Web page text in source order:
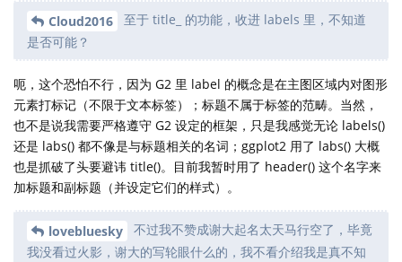
Cloud2016
至于 title_ 的功能，收进 labels 里，不知道
是否可能？
呃，这个恐怕不行，因为 G2 里 label 的概念是在主图区域内对图形
元素打标记（不限于文本标签）；标题不属于标签的范畴。当然，
也不是说我需要严格遵守 G2 设定的框架，只是我感觉无论 labels()
还是 labs() 都不像是与标题相关的名词；ggplot2 用了 labs() 大概
也是抓破了头要避讳 title()。目前我暂时用了 header() 这个名字来
加标题和副标题（并设定它们的样式）。
lovebluesky
不过我不赞成谢大起名太天马行空了，毕竟
我没看过火影，谢大的写轮眼什么的，我不看介绍我是真不知